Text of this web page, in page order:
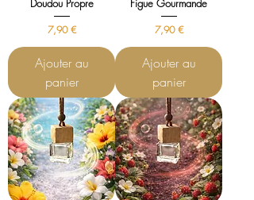
Doudou Propre
Prix
7,90 €
Ajouter au
panier
Figue Gourmande
Prix
7,90 €
Ajouter au
panier